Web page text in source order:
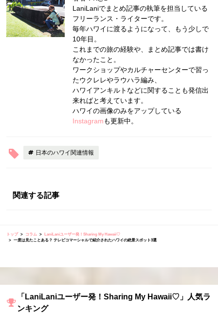
LaniLaniでまとめ記事の執筆を担当している
フリーランス・ライターです。
毎年ハワイに渡るようになって、もう少しで
10年目。
これまでの旅の経験や、まとめ記事では書け
なかったこと。
ワークショップやカルチャーセンターで習っ
たウクレレやラウハラ編み、
ハワイアンキルトなどに関することも発信出
来ればと考えています。
ハワイの画像のみをアップしている
Instagramも更新中。
日本のハワイ関連情報
関連する記事
トップ コラム
LaniLaniユーザー発！Sharing My Hawaii♡
一度は見たことある？ テレビコマーシャルで紹介されたハワイの絶景スポット3選
「LaniLaniユーザー発！Sharing My Hawaii♡」人気ラ
ンキング